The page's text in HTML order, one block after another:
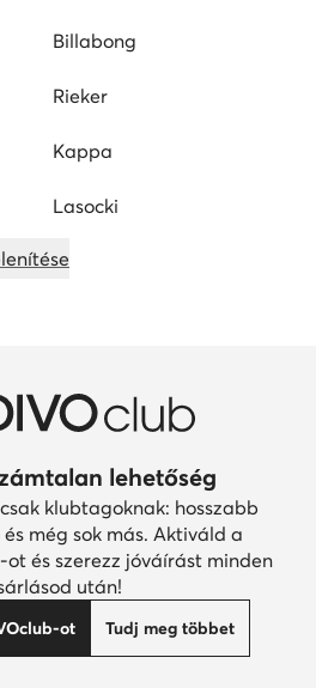
Billabong
Rieker
Kappa
Lasocki
lehetőség
klubtagoknak: hosszabb
még sok más. Aktiváld a
ot és szerezz jóváírást minden
után!
ot Tudj meg többet